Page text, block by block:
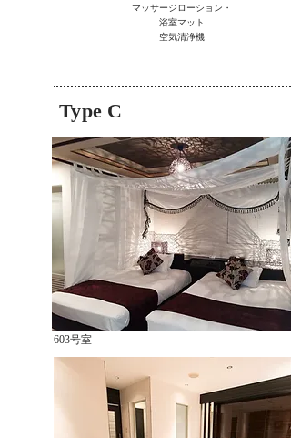
マッサージローション・
浴室マット
空気清浄機
Type C
603号室